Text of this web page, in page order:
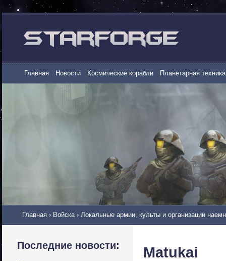
Главная Новости Космические корабли Планетарная техника
Главная › Войска› Локальные армии, культы и организации
Последние новости: Matukai